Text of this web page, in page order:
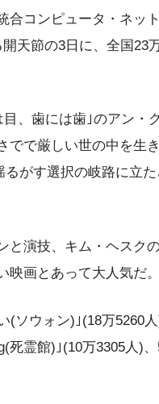
合コンピュータ・ネッ
天節の3日に、全国23
、歯には歯｣のアン・
でで厳しい世の中を生
がす選択の岐路に立
と演技、キム・ヘスク
映画とあって大人気だ。
(ソウォン)｣(18万5260
死霊館)｣(10万3305人)